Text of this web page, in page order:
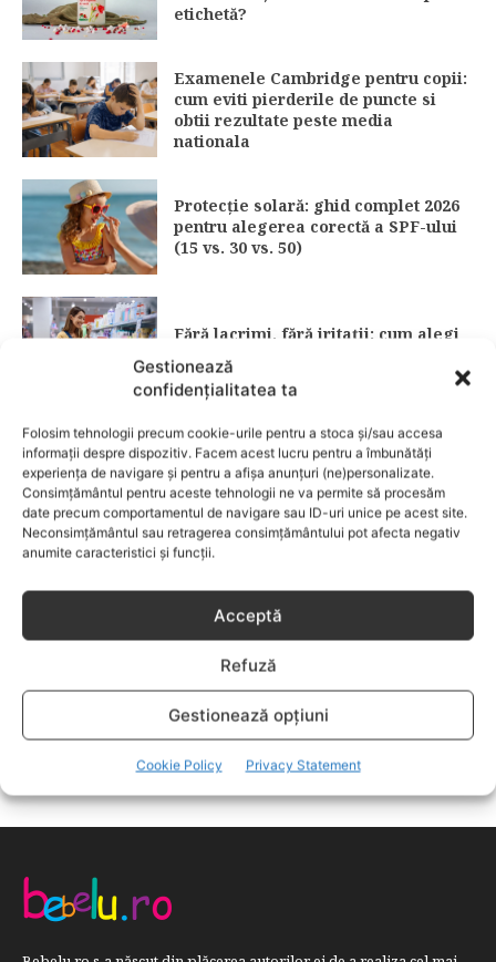
Gestionează
confidențialitatea ta
Folosim tehnologii precum cookie-urile pentru a stoca și/sau accesa
informații despre dispozitiv. Facem acest lucru pentru a îmbunătăți
experiența de navigare și pentru a afișa anunțuri (ne)personalizate.
Consimțământul pentru aceste tehnologii ne va permite să procesăm
date precum comportamentul de navigare sau ID-uri unice pe acest site.
Neconsimțământul sau retragerea consimțământului pot afecta negativ
anumite caracteristici și funcții.
Acceptă
Refuză
Gestionează opțiuni
Cookie Policy Privacy Statement
etichetă?
Examenele Cambridge pentru copii:
cum eviti pierderile de puncte si
obtii rezultate peste media
nationala
Protecție solară: ghid complet 2026
pentru alegerea corectă a SPF-ului
(15 vs. 30 vs. 50)
Fără lacrimi, fără iritații: cum alegi
CATEGORII POPULARE
EVENIMENTE
LIFESTYLE
COPII
634
FAMILIA
582
SANATATE COPII
424
DEZVOLTAREA COPILULUI
RETETE
259